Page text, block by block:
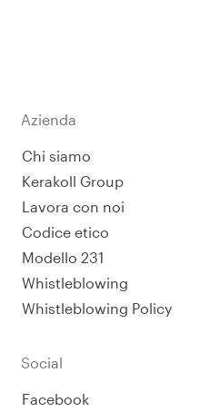
Azienda
Chi siamo
Kerakoll Group
Lavora con noi
Codice etico
Modello 231
Whistleblowing
Whistleblowing Policy
Social
Facebook